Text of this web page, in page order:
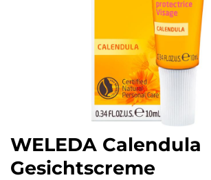
WELEDA Calendula
Gesichtscreme